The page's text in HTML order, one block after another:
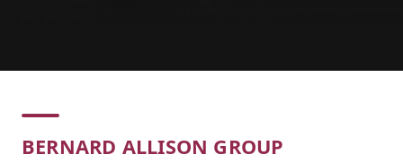
Concert
BERNARD ALLISON GROUP